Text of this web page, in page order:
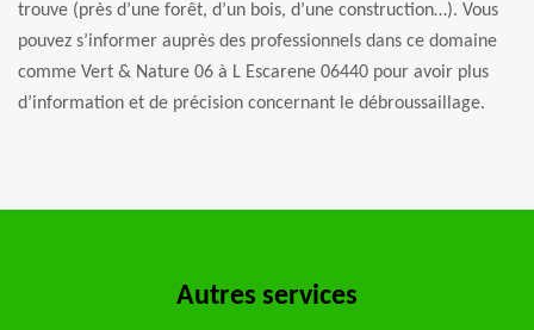
trouve (près d’une forêt, d’un bois, d’une construction…). Vous
pouvez s’informer auprès des professionnels dans ce domaine
comme Vert & Nature 06 à L Escarene 06440 pour avoir plus
d’information et de précision concernant le débroussaillage.
Autres services